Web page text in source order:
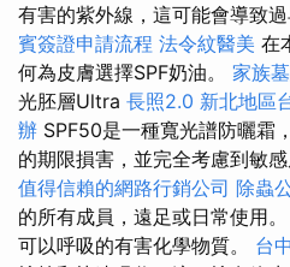
有害的紫外線，這可能會導致
賓簽證申請流程 法令紋醫美 在
何為皮膚選擇SPF奶油。 家族
光胚層Ultra 長照2.0 新北地區
辦 SPF50是一種寬光譜防曬霜
的期限損害，並完全考慮到敏
值得信賴的網路行銷公司 除蟲
的所有成員，遠足或日常使用
可以呼吸的有害化學物質。 台